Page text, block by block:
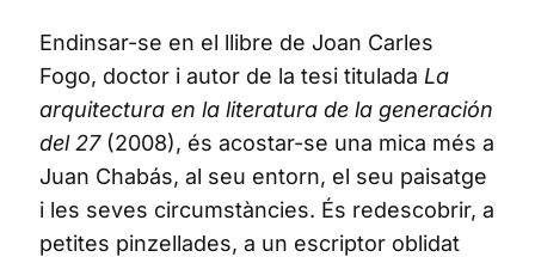
Endinsar-se en el llibre de Joan Carles
Fogo, doctor i autor de la tesi titulada La
arquitectura en la literatura de la generación
del 27(2008), és acostar-se una mica més a
Juan Chabás, al seu entorn, el seu paisatge
i les seves circumstàncies. És redescobrir, a
petites pinzellades, a un escriptor oblidat